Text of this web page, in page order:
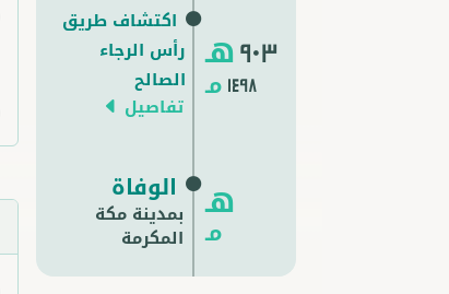
هـ903
مـ 1498
اكتشاف طريق
رأس الرجاء
الصالح
تفاصيل
هـ
مـ
الوفاة
بمدينةمكة
المكرمة